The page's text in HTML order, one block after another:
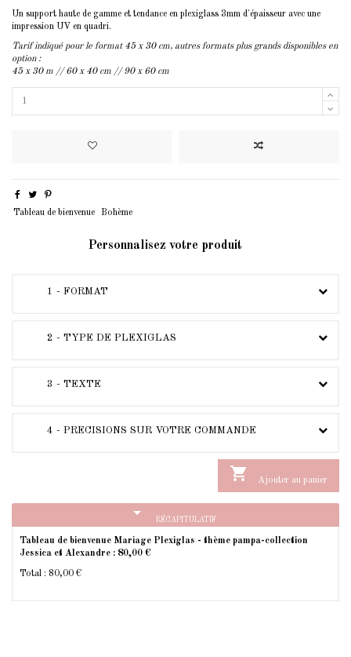
Un support haute de gamme et tendance en plexiglass 3mm d'épaisseur avec une
impression UV en quadri.
Tarif indiqué pour le format 45 x 30 cm, autres formats plus grands disponibles en
option :
45 x 30 m // 60 x 40 cm // 90 x 60 cm
Tableau de bienvenue Bohème
Personnalisez votre produit
1 - FORMAT
2 - TYPE DE PLEXIGLAS
3 - TEXTE
4 - PRECISIONS SUR VOTRE COMMANDE
 Ajouter au panier
arrow_drop_down RÉCAPITULATIF
Tableau de bienvenue Mariage Plexiglas - thème pampa-collection
Jessica et Alexandre : 80,00 €
Total : 80,00 €